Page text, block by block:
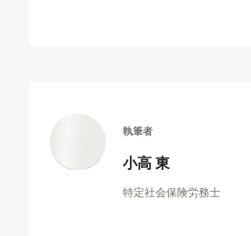
執筆者
小高 東
特定社会保険労務士